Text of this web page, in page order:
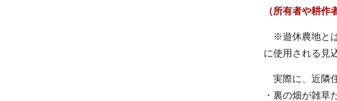
（所有者や耕作
※遊休農地とは
に使用される見
実際に、近隣
・裏の畑が雑草